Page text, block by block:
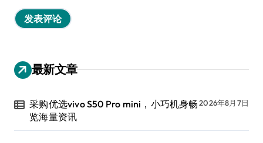
最新文章
采购优选vivo S50 Pro mini，小巧机身畅
览海量资讯
2026年8月7日